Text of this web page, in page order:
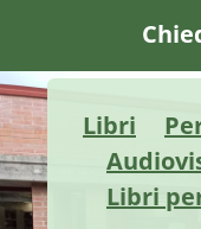
Libri
Libri